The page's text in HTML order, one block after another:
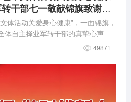
干部七一敬献锦旗致谢职
体活动关爱身心健康”，一面锦旗，
自主择业军转干部的真挚心声与
49871